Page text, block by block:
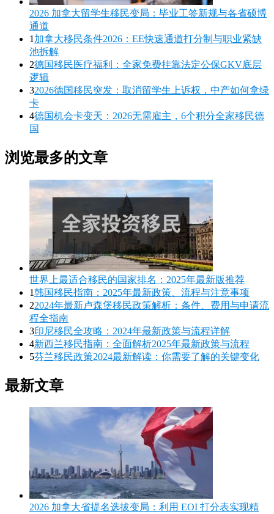
2026 加拿大留学生移民变局：毕业工签新规与各省硕博
通道
1 加拿大移民条件2026：EE快速通道打分制与职业紧缺
池拆解
2德国移民医疗福利：全家免费挂靠法定公保GKV底层
逻辑
32026德国移民突发：取消留学生上诉权，中产如何拿绿
卡
4德国机会卡变天：2026无需雇主，6个积分全家移民德
国
浏览最多的文章
世界上最适合移民的国家排名：2025年最新版推荐
1韩国移民指南：2025年最新政策、流程与注意事项
22024年最新卢森堡移民政策解析：条件、费用与申请流
程全指南
3印尼移民全攻略：2024年最新政策与流程详解
4新西兰移民指南：全面解析2025年最新政策与流程
5芬兰移民政策2024最新解读：你需要了解的关键变化
最新文章
2026 加拿大省提名选拔变局：利用 EOI 打分表实现精